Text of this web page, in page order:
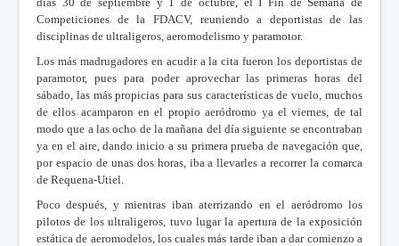
Competiciones de la FDACV, reuniendo a deportistas de las
disciplinas de ultraligeros, aeromodelismo y paramotor.
Los más madrugadores en acudir a la cita fueron los deportistas de
paramotor, pues para poder aprovechar las primeras horas del
sábado, las más propicias para sus características de vuelo, muchos
de ellos acamparon en el propio aeródromo ya el viernes, de tal
modo que a las ocho de la mañana del día siguiente se encontraban
ya en el aire, dando inicio a su primera prueba de navegación que,
por espacio de unas dos horas, iba a llevarles a recorrer la comarca
de Requena-Utiel.
Poco después, y mientras iban aterrizando en el aeródromo los
pilotos de los ultraligeros, tuvo lugar la apertura de la exposición
estática de aeromodelos, los cuales más tarde iban a dar comienzo a